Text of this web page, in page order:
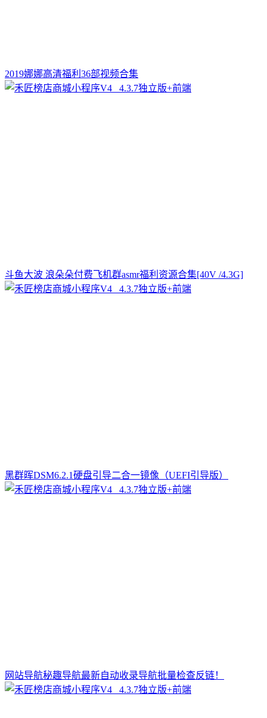
2019娜娜高清福利36部视频合集
斗鱼大波 浪朵朵付费飞机群asmr福利资源合集[40V /4.3G]
黑群晖DSM6.2.1硬盘引导二合一镜像（UEFI引导版）
网站导航秘趣导航最新自动收录导航批量检查反链！